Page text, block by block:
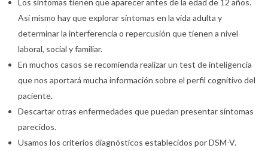
Así mismo hay que explorar síntomas en la vida adulta y
determinar la interferencia o repercusión que tienen a nivel
laboral, social y familiar.
En muchos casos se recomienda realizar un test de inteligencia
que nos aportará mucha información sobre el perfil cognitivo del
paciente.
Descartar otras enfermedades que puedan presentar síntomas
parecidos.
Usamos los criterios diagnósticos establecidos por DSM-V.